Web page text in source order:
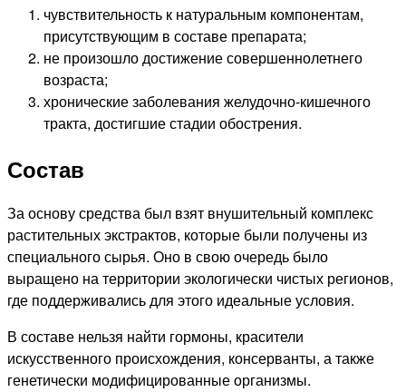
чувствительность к натуральным компонентам,
присутствующим в составе препарата;
не произошло достижение совершеннолетнего
возраста;
хронические заболевания желудочно-кишечного
тракта, достигшие стадии обострения.
Состав
За основу средства был взят внушительный комплекс
растительных экстрактов, которые были получены из
специального сырья. Оно в свою очередь было
выращено на территории экологически чистых регионов,
где поддерживались для этого идеальные условия.
В составе нельзя найти гормоны, красители
искусственного происхождения, консерванты, а также
генетически модифицированные организмы.